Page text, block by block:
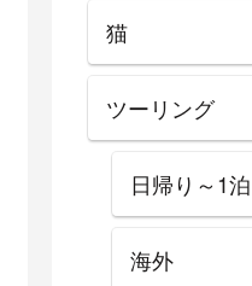
猫
ツーリング
日帰り～1泊
海外